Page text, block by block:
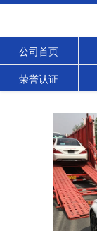
公司首页
荣誉认证